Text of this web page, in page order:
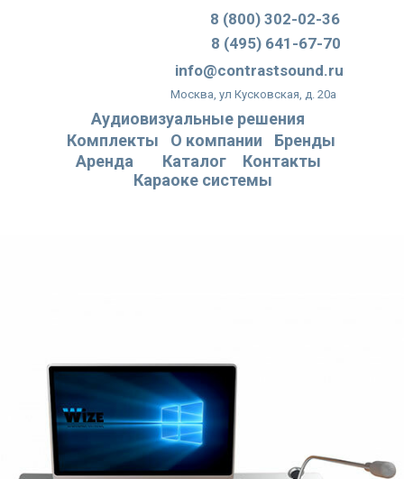
Каталог
Комплекты Бренды
О компании
Контакты
Москва, ул Кусковская, д. 20а
info@contrastsound.ru
8 (495) 641-67-70
8 (800) 302-02-36
Аренда
Аудиовизуальные решения
Караоке системы